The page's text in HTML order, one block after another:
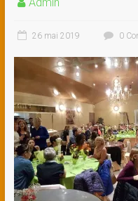
26 mai 2019 0